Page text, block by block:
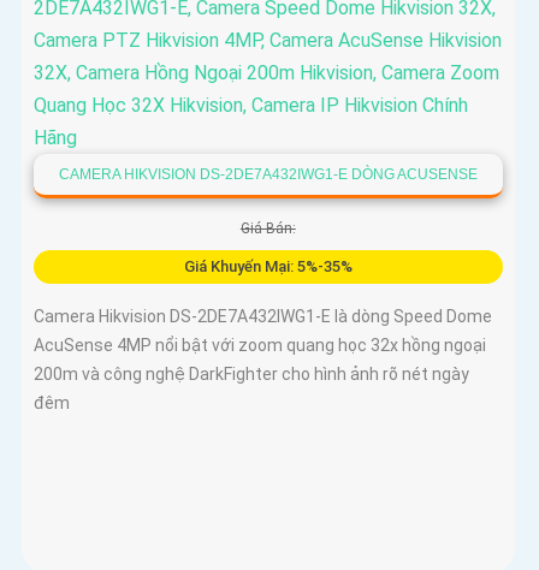
CAMERA HIKVISION DS-2DE7A432IWG1-E DÒNG ACUSENSE
Giá Bán:
Giá Khuyến Mại: 5%-35%
Camera Hikvision DS-2DE7A432IWG1-E là dòng Speed Dome
AcuSense 4MP nổi bật với zoom quang học 32x hồng ngoại
200m và công nghệ DarkFighter cho hình ảnh rõ nét ngày
đêm